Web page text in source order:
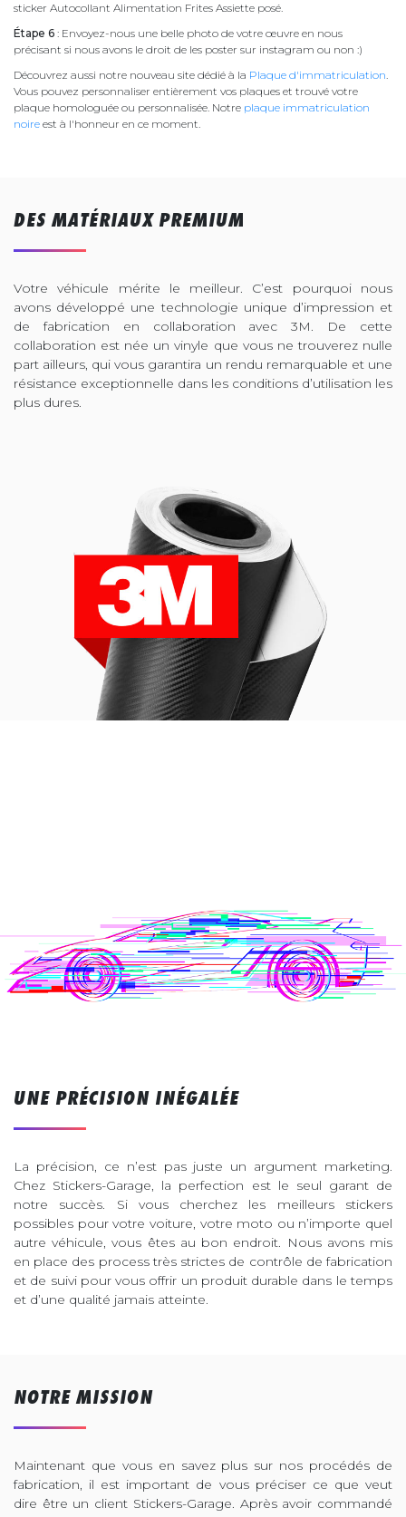
sticker Autocollant Alimentation Frites Assiette posé.
Étape 6 : Envoyez-nous une belle photo de votre œuvre en nous
précisant si nous avons le droit de les poster sur instagram ou non :)
Découvrez aussi notre nouveau site dédié à la Plaque d'immatriculation.
Vous pouvez personnaliser entièrement vos plaques et trouvé votre
plaque homologuée ou personnalisée. Notre plaque immatriculation
noire est à l'honneur en ce moment.
DES MATÉRIAUX PREMIUM
Votre véhicule mérite le meilleur. C’est pourquoi nous
avons développé une technologie unique d’impression et
de fabrication en collaboration avec 3M. De cette
collaboration est née un vinyle que vous ne trouverez nulle
part ailleurs, qui vous garantira un rendu remarquable et une
résistance exceptionnelle dans les conditions d’utilisation les
plus dures.
UNE PRÉCISION INÉGALÉE
La précision, ce n’est pas juste un argument marketing.
Chez Stickers-Garage, la perfection est le seul garant de
notre succès. Si vous cherchez les meilleurs stickers
possibles pour votre voiture, votre moto ou n’importe quel
autre véhicule, vous êtes au bon endroit. Nous avons mis
en place des process très strictes de contrôle de fabrication
et de suivi pour vous offrir un produit durable dans le temps
et d’une qualité jamais atteinte.
NOTRE MISSION
Maintenant que vous en savez plus sur nos procédés de
fabrication, il est important de vous préciser ce que veut
dire être un client Stickers-Garage. Après avoir commandé